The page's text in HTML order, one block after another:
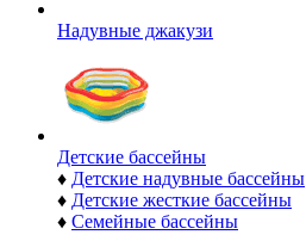
Надувные джакузи
Детские бассейны
♦ Детские надувные бассейны
♦ Детские жесткие бассейны
♦ Семейные бассейны